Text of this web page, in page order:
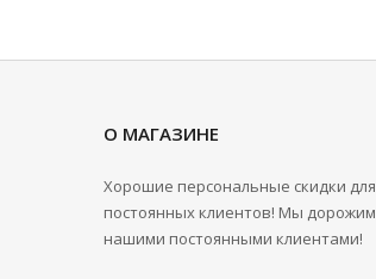
О МАГАЗИНЕ
Хорошие персональные скидки для
постоянных клиентов! Мы дорожим
нашими постоянными клиентами!